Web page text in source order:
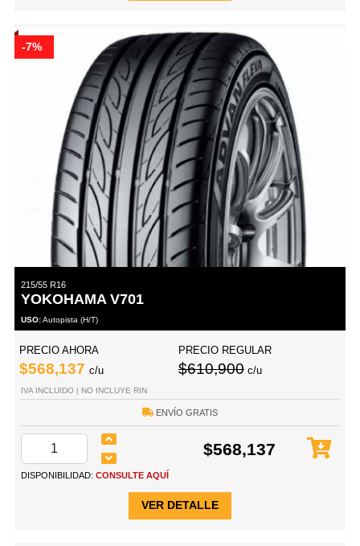
-7%
215/55 R16
YOKOHAMA V701
USO:Autopista (H/T)
PRECIO AHORA
$568,137 c/u
PRECIO REGULAR
$610,900 c/u
IVA INCLUIDO | NO INCLUYE RIN
ENVÍO GRATIS
$568,137
DISPONIBILIDAD: CONSULTE AQUÍ
VER DETALLE